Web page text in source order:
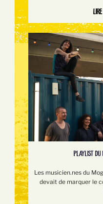
PLAYLIST DU
Les musicien.nes du
devait de marquer le